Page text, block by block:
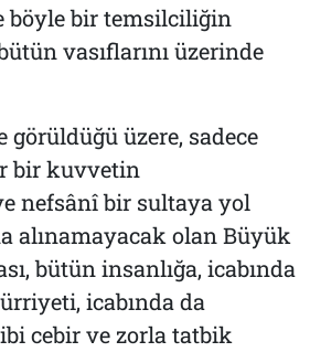
böyle bir temsilciliğin
vasıflarını üzerinde
görüldüğü üzere, sadece
bir kuvvetin
nefsânî bir sultaya yol
alınamayacak olan Büyük
bütün insanlığa, icabında
icabında da
cebir ve zorla tatbik